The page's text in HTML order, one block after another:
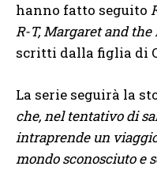
hanno fatto seguito
R-T, Margaret and the
scritti dalla figlia di
La serie seguirà la
che, nel tentativo di
intraprende un
mondo sconosciuto e